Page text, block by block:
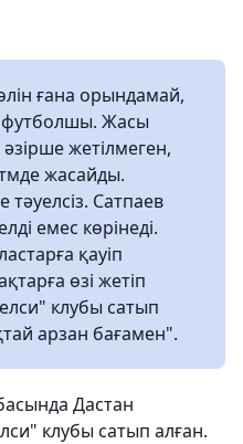
ғана орындамай,
футболшы. Жасы
жетілмеген,
жасайды.
тәуелсіз. Сатпаев
емес көрінеді.
қауіп
өзі жетіп
клубы сатып
арзан бағамен".
Дастан
клубы сатып алған.